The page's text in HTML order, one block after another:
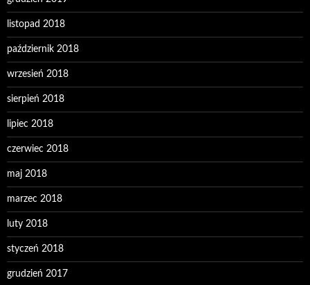
listopad 2018
październik 2018
wrzesień 2018
sierpień 2018
lipiec 2018
czerwiec 2018
maj 2018
marzec 2018
luty 2018
styczeń 2018
grudzień 2017